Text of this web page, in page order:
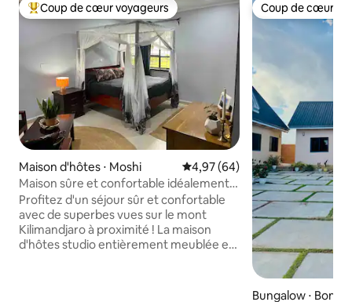
Coups de cœur voyageurs les plus appréciés
Coup de cœur voyageurs
Maison d'hôtes ⋅ Moshi Évaluation moyenne sur la
4,97 (64)
Maison sûre et confortable idéalement
située !
Profitez d'un séjour sûr et confortable
avec de superbes vues sur le mont
Kilimandjaro à proximité ! La maison
d'hôtes studio entièrement meublée est
Coup de cœur
Coup de cœur
Bungalow ⋅ Boma